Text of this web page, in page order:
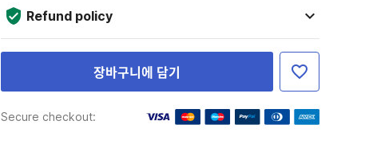
Refund policy
장바구니에 담기
Secure checkout: